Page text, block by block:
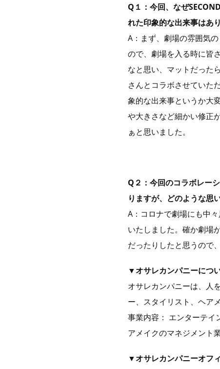
Q１：今回、なぜ
れた印象的な出来事はあ
A：まず、劇場の雰囲気
ので、劇場を入る時に皆
なと思い、マットだった
さんとコラボさせていた
象的な出来事というか大
や大きさなど細かい修正
ぁと思いました。
Q２：今回のコラボレー
りますが、どのような思
A：コロナで劇場にも中
いたしました。確か劇場
だったりしたと思うので
▼オサレカンパニーにつ
オサレカンパニーは、人
ー、スタイリスト、ヘア
事業内容： エンターテイ
アメイクのマネジメント
▼オサレカンパニーオフ